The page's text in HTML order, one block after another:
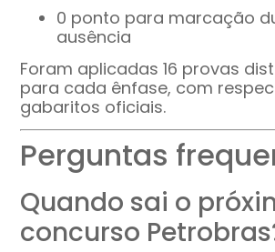
0 ponto para marcação
ausência
Foram aplicadas 16 provas
para cada ênfase, com
gabaritos oficiais.
Perguntas
Quando sai o
concurso